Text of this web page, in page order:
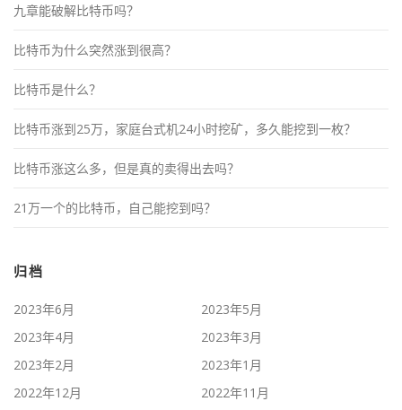
九章能破解比特币吗？
比特币为什么突然涨到很高？
比特币是什么？
比特币涨到25万，家庭台式机24小时挖矿，多久能挖到一枚？
比特币涨这么多，但是真的卖得出去吗？
21万一个的比特币，自己能挖到吗？
归档
2023年6月
2023年5月
2023年4月
2023年3月
2023年2月
2023年1月
2022年12月
2022年11月